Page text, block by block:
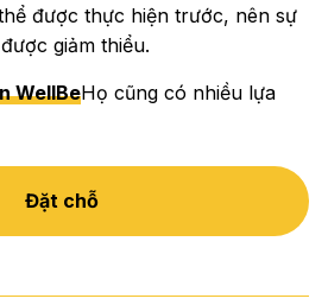
được thực hiện trước, nên sự
giảm thiểu.
WellBeHọ cũng có nhiều lựa
Đặt chỗ